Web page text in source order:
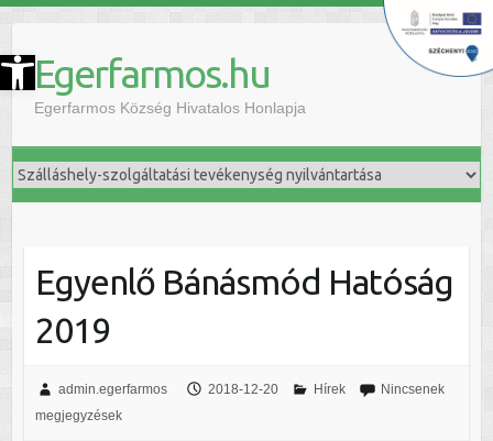
Eszköztár megnyitása Egerfarmos.hu
Egerfarmos Község Hivatalos Honlapja
Egyenlő Bánásmód Hatóság
2019
admin.egerfarmos 2018-12-20 Hírek
Nincsenek
megjegyzések